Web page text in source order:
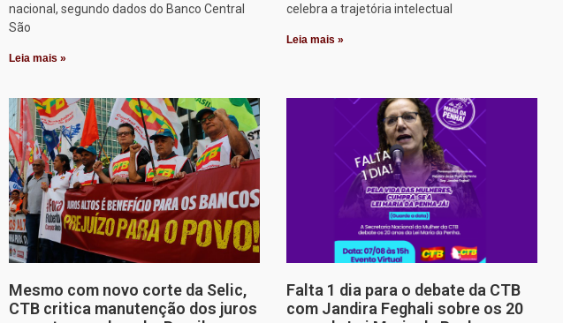
nacional, segundo dados do Banco Central
São
Leia mais »
celebra a trajetória intelectual
Leia mais »
Mesmo com novo corte da Selic,
CTB critica manutenção dos juros
Falta 1 dia para o debate da CTB
com Jandira Feghali sobre os 20